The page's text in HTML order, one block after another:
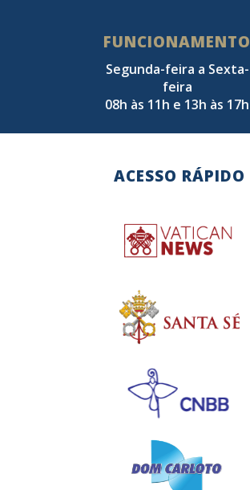
FUNCIONAMENTO
Segunda-feira a Sexta-
feira
08h às 11h e 13h às 17h
ACESSO RÁPIDO